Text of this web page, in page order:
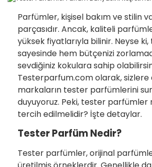
Parfümler, kişisel bakım ve stilin
parçasıdır. Ancak, kaliteli
yüksek fiyatlarıyla bilinir. Neyse
sayesinde hem bütçenizi
sevdiğiniz kokulara sahip
Testerparfum.com olarak,
markaların tester parfümlerini
duyuyoruz. Peki, tester parfümler
tercih edilmelidir? İşte detaylar.
Tester Parfüm Nedir?
Tester parfümler, orijinal